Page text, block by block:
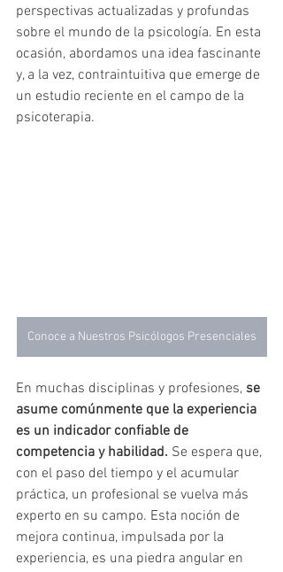
perspectivas actualizadas y profundas
sobre el mundo de la psicología. En esta
ocasión, abordamos una idea fascinante
y, a la vez, contraintuitiva que emerge de
un estudio reciente en el campo de la
psicoterapia.
Conoce a Nuestros Psicólogos Presenciales
En muchas disciplinas y profesiones, se
asume comúnmente que la experiencia
es un indicador confiable de
competencia y habilidad. Se espera que,
con el paso del tiempo y el acumular
práctica, un profesional se vuelva más
experto en su campo. Esta noción de
mejora continua, impulsada por la
experiencia, es una piedra angular en